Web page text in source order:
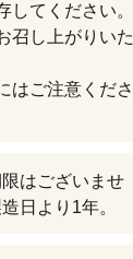
してください。
召し上がりいた
はご注意くださ
はございませ
日より1年。